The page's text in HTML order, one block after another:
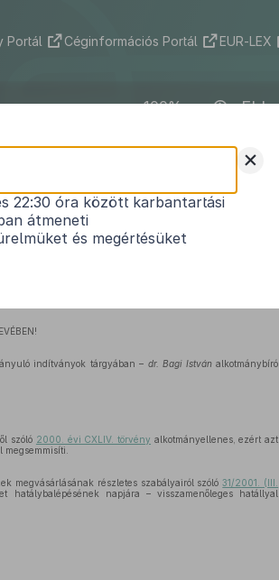
Portál Céginformációs Portál EUR-LEX
ELI
1
indítványok tárgyában – dr. Bagi Istvánalkotmánybíró
szóló 2000. évi CXLIV. törvény alkotmányellenes, ezért azt
megvásárlásának részletes szabályairól szóló31/2001. (III.
napjára – visszamenőleges hatállyal
+
22:30 óra között karbantartási
átmeneti
és megértésüket